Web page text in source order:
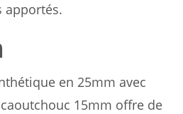
apportés.
en 25mm avec
15mm offre de